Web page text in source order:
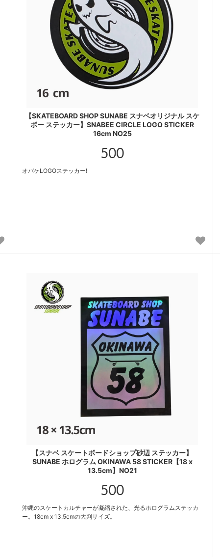
【SKATEBOARD SHOP SUNABE スナベオリジナル スケ
ボー ステッカー】SNABEE CIRCLE LOGO STICKER
16cm NO25
500
オバケLOGOステッカー!
【スナベ スケートボードショップ砂辺 ステッカー】
SUNABE ホログラム OKINAWA 58 STICKER【18 x
13.5cm】NO21
500
沖縄のスケートカルチャーが凝縮された、光るホログラムステッカ
ー。18cm x 13.5cmの大判サイズ。